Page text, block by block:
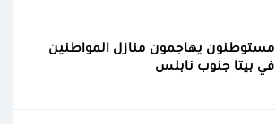
مستوطنون يهاجمون منازل المواطنين
في بيتا جنوب نابلس